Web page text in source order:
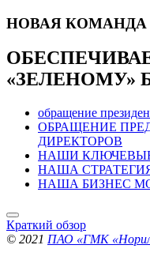
НОВАЯ КОМАНДА
«ЗЕЛЕНОМУ»
обращение
ОБРАЩЕНИЕ
ДИРЕКТОРОВ
НАШИ
НАША
НАША БИЗНЕС
Краткий обзор
© 2021 ПАО «ГМК